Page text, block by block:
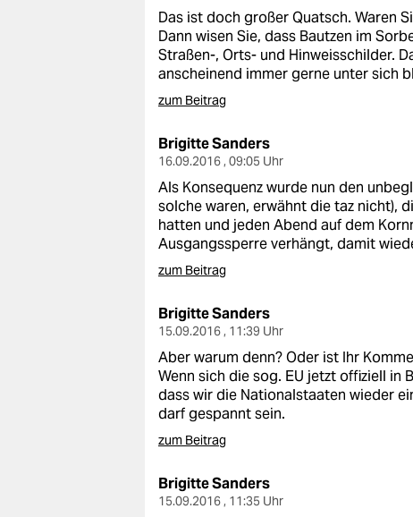
Das ist doch großer Quatsch. Waren
Dann wisen Sie, dass Bautzen im
Straßen-, Orts- und Hinweisschilder.
anscheinend immer gerne unter sich
zum Beitrag
Brigitte Sanders
16.09.2016 , 09:05 Uhr
Als Konsequenz wurde nun den
solche waren, erwähnt die taz nicht),
hatten und jeden Abend auf dem
Ausgangssperre verhängt, damit
zum Beitrag
Brigitte Sanders
15.09.2016 , 11:39 Uhr
Aber warum denn? Oder ist Ihr
Wenn sich die sog. EU jetzt offiziell in
dass wir die Nationalstaaten wieder
darf gespannt sein.
zum Beitrag
Brigitte Sanders
15.09.2016 , 11:35 Uhr